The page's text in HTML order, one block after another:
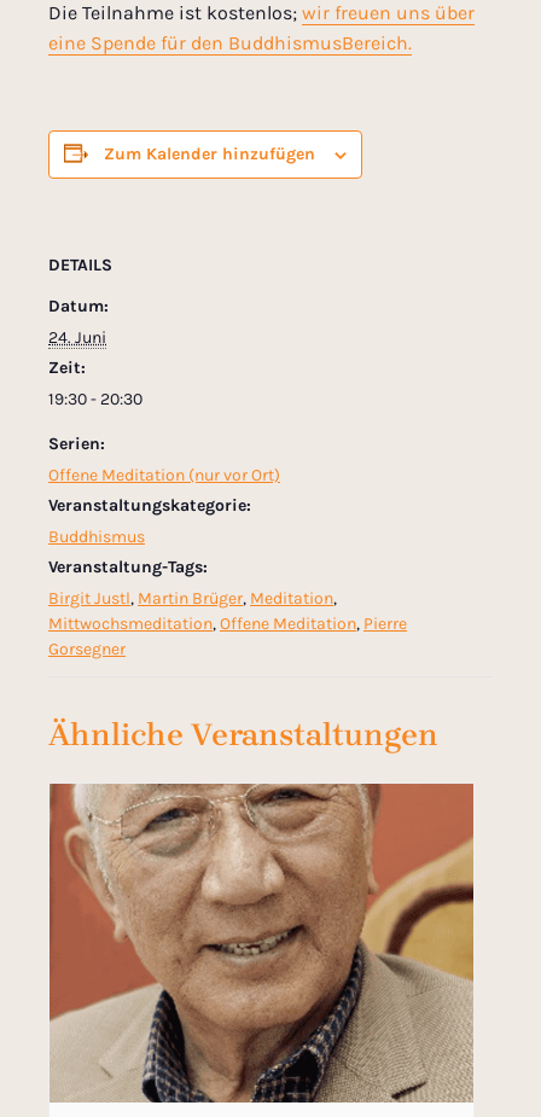
Die Teilnahme ist kostenlos; wir freuen uns über
eine Spende für den BuddhismusBereich.
Zum Kalender hinzufügen
DETAILS
Datum:
24. Juni
Zeit:
19:30 - 20:30
Serien:
Offene Meditation (nur vor Ort)
Veranstaltungskategorie:
Buddhismus
Veranstaltung-Tags:
Birgit Justl, Martin Brüger, Meditation,
Mittwochsmeditation,Offene Meditation, Pierre
Gorsegner
Ähnliche Veranstaltungen